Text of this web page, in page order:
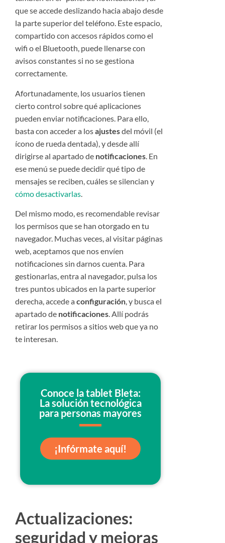
que se accede deslizando hacia abajo desde
la parte superior del teléfono. Este espacio,
compartido con accesos rápidos como el
wifi o el Bluetooth, puede llenarse con
avisos constantes si no se gestiona
correctamente.
Afortunadamente, los usuarios tienen
cierto control sobre qué aplicaciones
pueden enviar notificaciones. Para ello,
basta con acceder a losajustesdel móvil (el
ícono de rueda dentada), y desde allí
dirigirse al apartado de notificaciones. En
ese menú se puede decidir qué tipo de
mensajes se reciben, cuáles se silencian y
cómo desactivarlas.
Del mismo modo, es recomendable revisar
los permisos que se han otorgado en tu
navegador. Muchas veces, al visitar páginas
web, aceptamos que nos envíen
notificaciones sin darnos cuenta. Para
gestionarlas, entra al navegador, pulsa los
tres puntos ubicados en la parte superior
derecha, accede a configuración, y busca el
apartado de notificaciones. Allí podrás
retirar los permisos a sitios web que ya no
te interesan.
Conoce la tablet Bleta:
La solución tecnológica
para personas mayores
¡Infórmate aquí!
Actualizaciones:
seguridad y mejoras